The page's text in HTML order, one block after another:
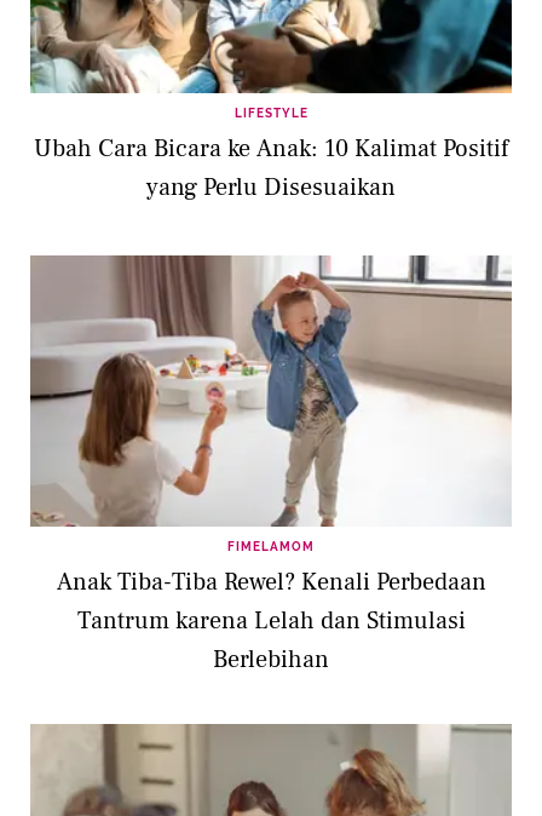
LIFESTYLE
Ubah Cara Bicara ke Anak: 10 Kalimat Positif
yang Perlu Disesuaikan
FIMELAMOM
Anak Tiba-Tiba Rewel? Kenali Perbedaan
Tantrum karena Lelah dan Stimulasi
Berlebihan